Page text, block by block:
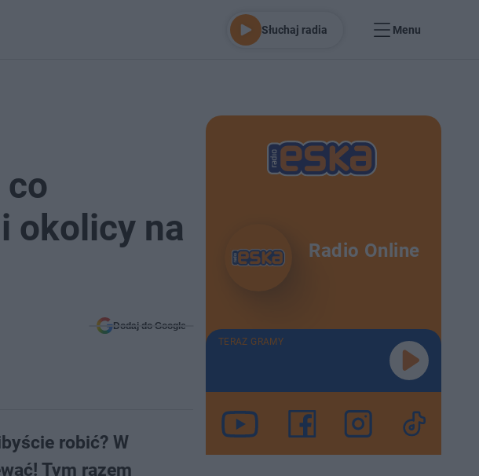
Słuchaj radia Menu
co
okolicy na
Dodaj do Google
robić? W
Tym razem
Radio Online
TERAZ GRAMY